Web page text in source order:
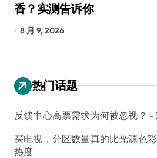
香？实测告诉你
8 月 9, 2026
热门话题
反馈中心高票需求为何被忽视？ -
买电视，分区数量真的比光源色
热度